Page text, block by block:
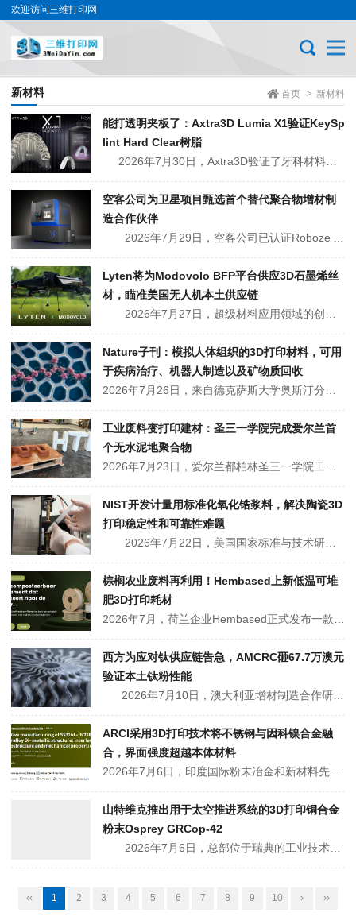
欢迎访问三维打印网
首页 > 新材料
新材料
能打透明夹板了：Axtra3D Lumia X1验证KeySp
lint Hard Clear树脂
空客公司为卫星项目甄选首个替代聚合物增材制
造合作伙伴
Lyten将为Modovolo BFP平台供应3D石墨烯丝
材，瞄准美国无人机本土供应链
Nature子刊：模拟人体组织的3D打印材料，可用
于疾病治疗、机器人制造以及矿物质回收
工业废料变打印建材：圣三一学院完成爱尔兰首
个无水泥地聚合物
NIST开发计量用标准化氧化锆浆料，解决陶瓷3D
打印稳定性和可靠性难题
棕榈农业废料再利用！Hembased上新低温可堆
肥3D打印耗材
西方为应对钛供应链告急，AMCRC砸67.7万澳元
验证本土钛粉性能
ARCI采用3D打印技术将不锈钢与因科镍合金融
合，界面强度超越本体材料
山特维克推出用于太空推进系统的3D打印铜合金
粉末Osprey GRCop-42
‹‹ 1 2 3 4 5 6 7 8 9 10 › ››